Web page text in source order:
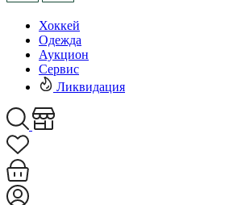
Хоккей
Одежда
Аукцион
Сервис
Ликвидация